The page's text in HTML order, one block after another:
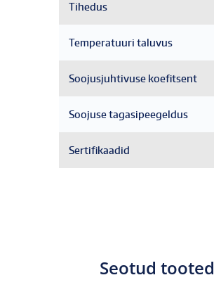
Tihedus
Temperatuuri taluvus
Soojusjuhtivuse koefitsent
Soojuse tagasipeegeldus
Sertifikaadid
Seotud tooted